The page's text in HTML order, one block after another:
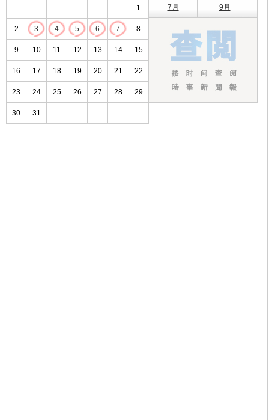
1
2 3 4 5 6 7 8
9 10 11 12 13 14 15
16 17 18 19 20 21 22
23 24 25 26 27 28 29
30 31
7月 9月